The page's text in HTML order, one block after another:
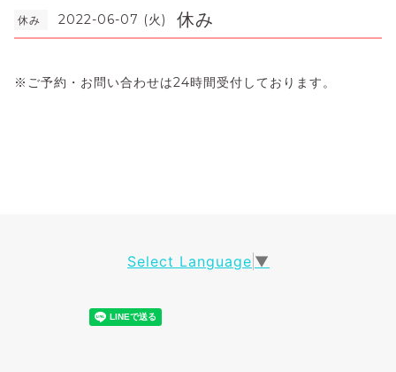
休み 2022-06-07 (火) 休み
※ご予約・お問い合わせは24時間受付しております。
Select Language ▼